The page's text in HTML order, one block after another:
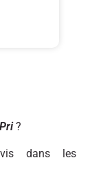
?
dans les